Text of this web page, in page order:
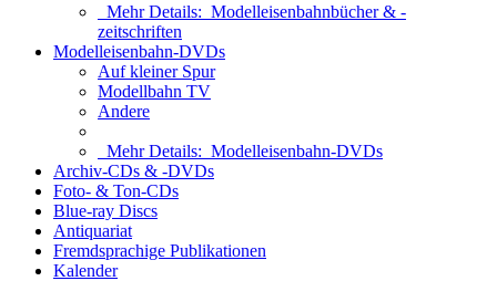
Mehr Details: Modelleisenbahnbücher & -
zeitschriften
Modelleisenbahn-DVDs
Auf kleiner Spur
Modellbahn TV
Andere
Mehr Details: Modelleisenbahn-DVDs
Archiv-CDs & -DVDs
Foto- & Ton-CDs
Blue-ray Discs
Antiquariat
Fremdsprachige Publikationen
Kalender